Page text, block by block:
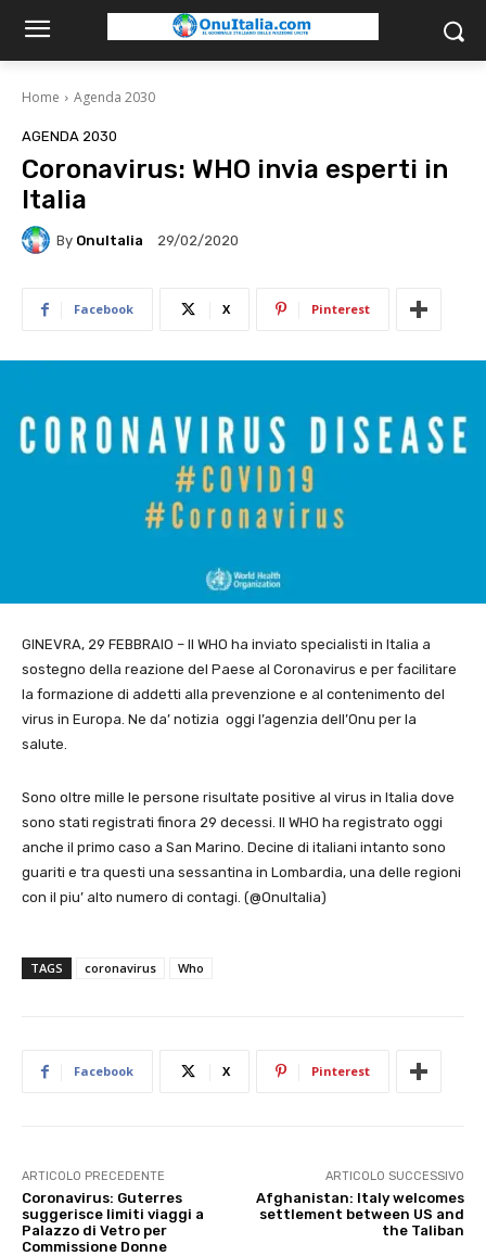
Home Agenda 2030
AGENDA 2030
Coronavirus: WHO invia esperti in
Italia
By OnuItalia 29/02/2020
Facebook X Pinterest
GINEVRA, 29 FEBBRAIO – Il WHO ha inviato specialisti in Italia a
sostegno della reazione del Paese al Coronavirus e per facilitare
la formazione di addetti alla prevenzione e al contenimento del
virus in Europa. Ne da’ notizia oggi l’agenzia dell’Onu per la
salute.
Sono oltre mille le persone risultate positive al virus in Italia dove
sono stati registrati finora 29 decessi. Il WHO ha registrato oggi
anche il primo caso a San Marino. Decine di italiani intanto sono
guariti e tra questi una sessantina in Lombardia, una delle regioni
con il piu’ alto numero di contagi. (@OnuItalia)
TAGS coronavirus Who
Facebook X Pinterest
ARTICOLO PRECEDENTE
Coronavirus: Guterres
suggerisce limiti viaggi a
Palazzo di Vetro per
Commissione Donne
ARTICOLO SUCCESSIVO
Afghanistan: Italy welcomes
settlement between US and
the Taliban